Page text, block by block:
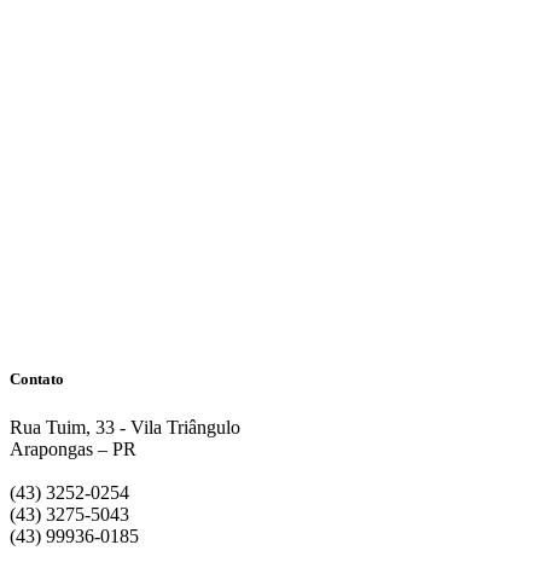
Contato
Rua Tuim, 33 - Vila Triângulo
Arapongas – PR
(43) 3252-0254
(43) 3275-5043
(43) 99936-0185